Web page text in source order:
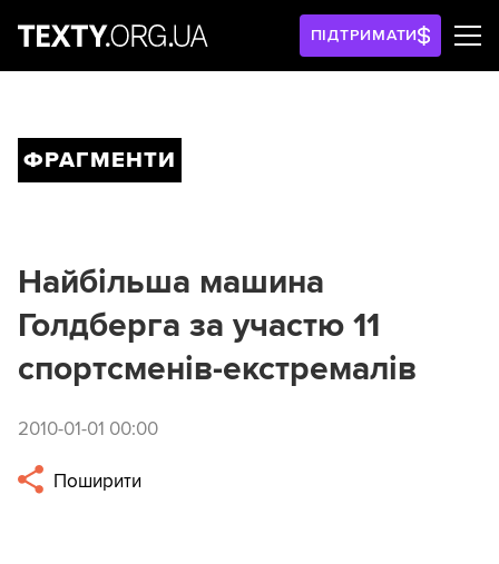
ПІДТРИМАТИ
ФРАГМЕНТИ
Найбільша машина
Голдберга за участю 11
спортсменів-екстремалів
2010-01-01 00:00
Поширити